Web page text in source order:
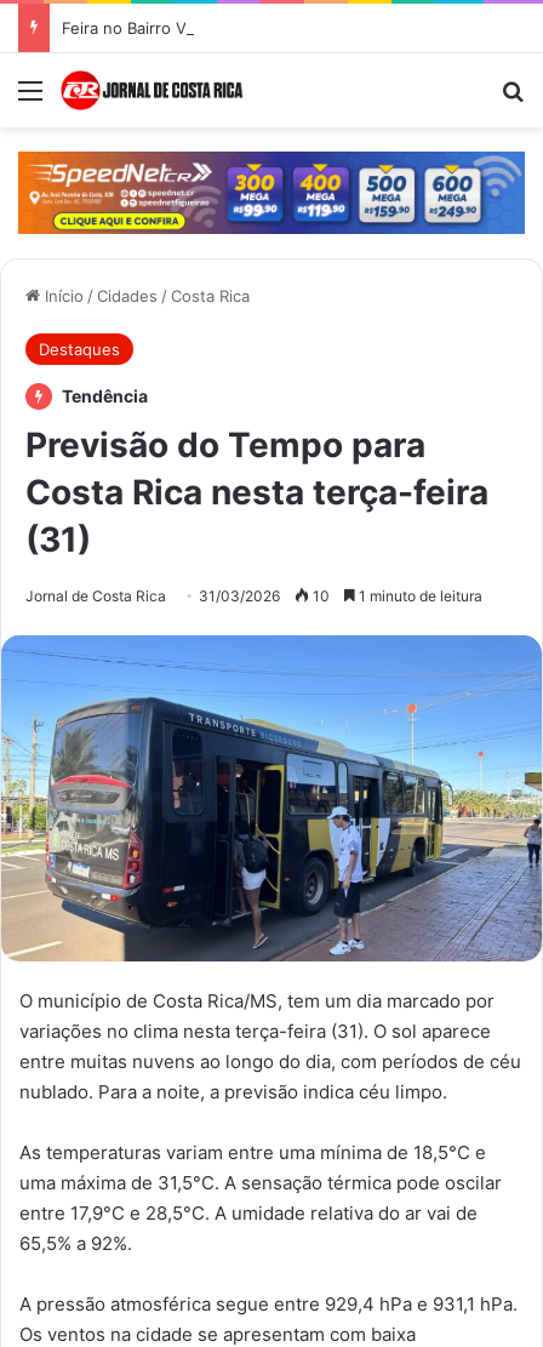
Menu
Início /Cidades /Costa Rica
Destaques
Tendência
Previsão do Tempo para
Costa Rica nesta terça-feira
(31)
Jornal de Costa Rica 31/03/2026 10 1 minuto de leitura
O município de Costa Rica/MS, tem um dia marcado por
variações no clima nesta terça-feira (31). O sol aparece
entre muitas nuvens ao longo do dia, com períodos de céu
nublado. Para a noite, a previsão indica céu limpo.
As temperaturas variam entre uma mínima de 18,5°C e
uma máxima de 31,5°C. A sensação térmica pode oscilar
entre 17,9°C e 28,5°C. A umidade relativa do ar vai de
65,5% a 92%.
A pressão atmosférica segue entre 929,4 hPa e 931,1 hPa.
Os ventos na cidade se apresentam com baixa